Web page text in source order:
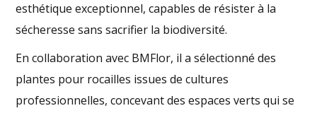
esthétique exceptionnel, capables de résister à la
sécheresse sans sacrifier la biodiversité.
En collaboration avec BMFlor, il a sélectionné des
plantes pour rocailles issues de cultures
professionnelles, concevant des espaces verts qui se